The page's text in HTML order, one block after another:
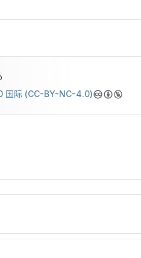
国际 (CC-BY-NC-4.0)